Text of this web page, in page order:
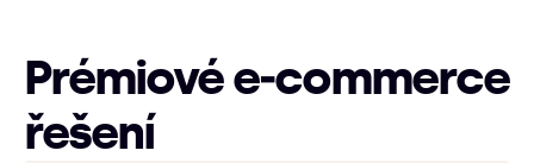
Prémiové e‑commerce
řešení